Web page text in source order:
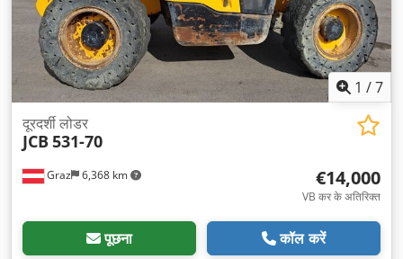
1 /7
Graz 6,368 km
दूरदर्शी लोडर
JCB 531-70
€14,000
VB कर के अतिरिक्त
पूछना कॉल करें